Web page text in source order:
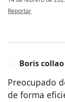
en opinión del
Reportar
Boris collao
Preocupado
de forma